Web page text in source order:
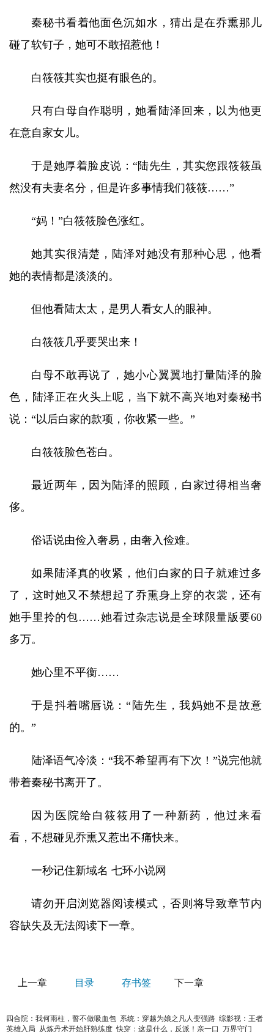
秦秘书看着他面色沉如水，猜出是在乔熏那儿
碰了软钉子，她可不敢招惹他！
白筱筱其实也挺有眼色的。
只有白母自作聪明，她看陆泽回来，以为他更
在意自家女儿。
于是她厚着脸皮说：“陆先生，其实您跟筱筱虽
然没有夫妻名分，但是许多事情我们筱筱……”
“妈！”白筱筱脸色涨红。
她其实很清楚，陆泽对她没有那种心思，他看
她的表情都是淡淡的。
但他看陆太太，是男人看女人的眼神。
白筱筱几乎要哭出来！
白母不敢再说了，她小心翼翼地打量陆泽的脸
色，陆泽正在火头上呢，当下就不高兴地对秦秘书
说：“以后白家的款项，你收紧一些。”
白筱筱脸色苍白。
最近两年，因为陆泽的照顾，白家过得相当奢
侈。
俗话说由俭入奢易，由奢入俭难。
如果陆泽真的收紧，他们白家的日子就难过多
了，这时她又不禁想起了乔熏身上穿的衣裳，还有
她手里拎的包……她看过杂志说是全球限量版要60
多万。
她心里不平衡……
于是抖着嘴唇说：“陆先生，我妈她不是故意
的。”
陆泽语气冷淡：“我不希望再有下次！”说完他就
带着秦秘书离开了。
因为医院给白筱筱用了一种新药，他过来看
看，不想碰见乔熏又惹出不痛快来。
一秒记住新域名 七环小说网
请勿开启浏览器阅读模式，否则将导致章节内
容缺失及无法阅读下一章。
上一章 目录 存书签 下一章
四合院：我何雨柱，誓不做吸血包 系统：穿越为娘之凡人变强路 综影视：王者
英雄入局 从炼丹术开始肝熟练度 快穿：这是什么，反派！亲一口 万界守门